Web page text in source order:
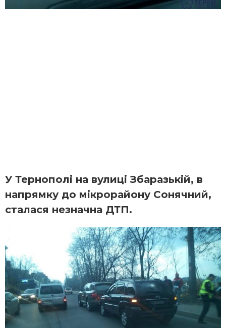
У Тернополі на вулиці Збаразькій, в
напрямку до мікрорайону Сонячний,
сталася незначна ДТП.